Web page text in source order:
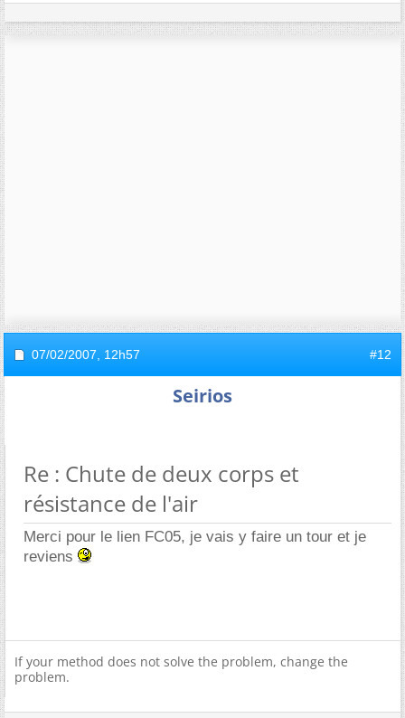
07/02/2007, 12h57 #12
Seirios
Re : Chute de deux corps et
résistance de l'air
Merci pour le lien FC05, je vais y faire un tour et je
reviens
If your method does not solve the problem, change the
problem.